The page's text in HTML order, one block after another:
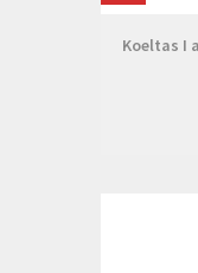
Koeltas I